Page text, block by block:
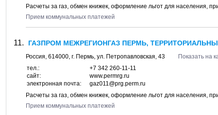
Расчеты за газ, обмен книжек, оформление льгот для населения,
Прием коммунальных платежей
ГАЗПРОМ МЕЖРЕГИОНГАЗ ПЕРМЬ,
Россия, 614000, г. Пермь, ул. Петропавловская, 43
Показать на
тел.:
+7 342 260-11-11
сайт:
www.permrg.ru
электронная почта:
gaz011@prg.perm.ru
Расчеты за газ, обмен книжек, оформление льгот для населения,
Прием коммунальных платежей